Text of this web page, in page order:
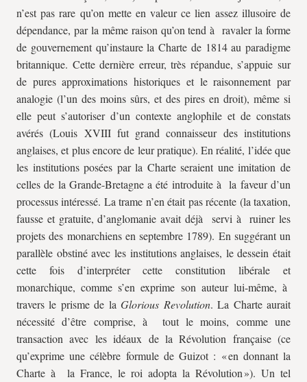
n’est pas rare qu’on mette en valeur ce lien assez illusoire de
dépendance, par la même raison qu’on tend à ravaler la forme
de gouvernement qu’instaure la Charte de 1814 au paradigme
britannique. Cette dernière erreur, très répandue, s’appuie sur
de pures approximations historiques et le raisonnement par
analogie (l’un des moins sûrs, et des pires en droit), même si
elle peut s’autoriser d’un contexte anglophile et de constats
avérés (Louis XVIII fut grand connaisseur des institutions
anglaises, et plus encore de leur pratique). En réalité, l’idée que
les institutions posées par la Charte seraient une imitation de
celles de la Grande-Bretagne a été introduite à la faveur d’un
processus intéressé. La trame n’en était pas récente (la taxation,
fausse et gratuite, d’anglomanie avait déjà servi à ruiner les
projets des monarchiens en septembre 1789). En suggérant un
parallèle obstiné avec les institutions anglaises, le dessein était
cette fois d’interpréter cette constitution libérale et
monarchique, comme s’en exprime son auteur lui-même, à
travers le prisme de laGlorious Revolution. La Charte aurait
nécessité d’être comprise, à tout le moins, comme une
transaction avec les idéaux de la Révolution française (ce
qu’exprime une célèbre formule de Guizot : « en donnant la
Charte à la France, le roi adopta la Révolution »). Un tel